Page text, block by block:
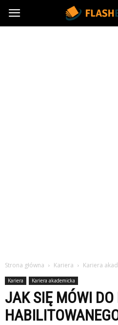
Flashbook.pl
Strona główna Kariera Kariera
Kariera Kariera akademicka
JAK SIĘ MÓWI DO